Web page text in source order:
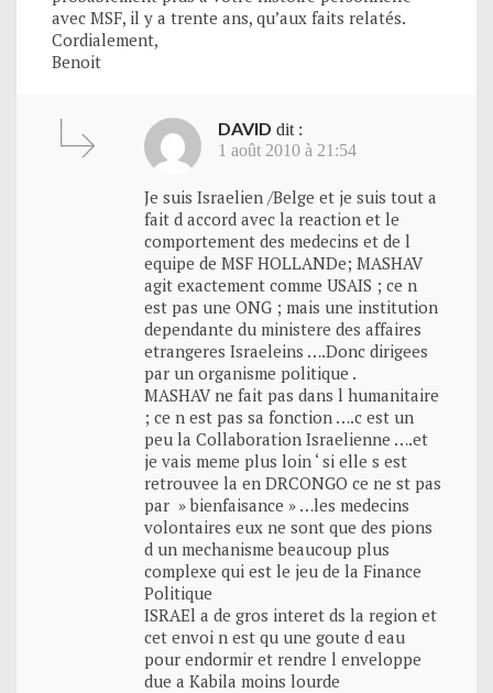
avec MSF, il y a trente ans, qu’aux faits relatés.
Cordialement,
Benoit
DAVID dit :
1 août 2010 à 21:54
Je suis Israelien /Belge et je suis tout a
fait d accord avec la reaction et le
comportement des medecins et de l
equipe de MSF HOLLANDe; MASHAV
agit exactement comme USAIS ; ce n
est pas une ONG ; mais une institution
dependante du ministere des affaires
etrangeres Israeleins ….Donc dirigees
par un organisme politique .
MASHAV ne fait pas dans l humanitaire
; ce n est pas sa fonction ….c est un
peu la Collaboration Israelienne ….et
je vais meme plus loin ‘ si elle s est
retrouvee la en DRCONGO ce ne st pas
par » bienfaisance » …les medecins
volontaires eux ne sont que des pions
d un mechanisme beaucoup plus
complexe qui est le jeu de la Finance
Politique
ISRAEl a de gros interet ds la region et
cet envoi n est qu une goute d eau
pour endormir et rendre l enveloppe
due a Kabila moins lourde